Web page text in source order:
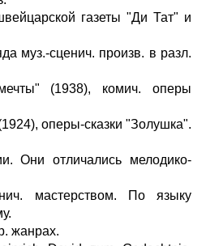
газеты "Ди Тат" и
муз.-сценич. произв. в разл.
(1938), комич. оперы
оперы-сказки "Золушка".
Они отличались мелодико-
мастерством. По языку
жанрах.